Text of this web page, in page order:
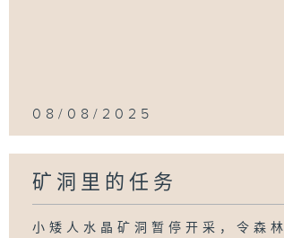
08/08/2025
矿洞里的任务
小矮人水晶矿洞暂停开采，令森林